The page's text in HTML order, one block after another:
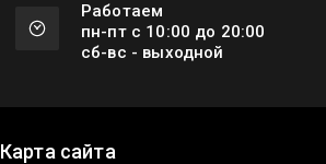
Работаем
пн-пт с 10:00 до 20:00
сб-вс - выходной
Карта сайта